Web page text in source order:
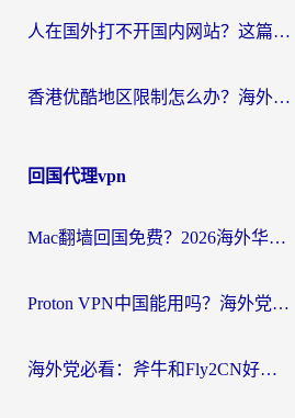
人在国外打不开国内网站？这篇攻略帮你无缝解锁国内资源（附交管12123使用技巧）
香港优酷地区限制怎么办？海外党亲测有效的追剧解决方案
回国代理vpn
Mac翻墙回国免费？2026海外华人亲测：从CCTV5直播到国内APP，这样选加速器才靠谱
Proton VPN中国能用吗？海外党选回国加速器的避坑指南（附番茄加速器实测）
海外党必看：斧牛和Fly2CN好用吗？3招教你选对回国加速器（附免费试用攻略）